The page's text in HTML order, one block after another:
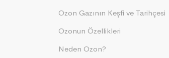
Ozon Gazının Keşfi ve Tarihçesi
Ozonun Özellikleri
Neden Ozon?